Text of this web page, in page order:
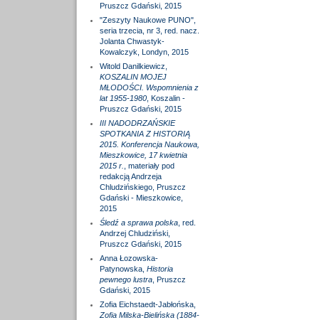
Pruszcz Gdański, 2015
"Zeszyty Naukowe PUNO",
seria trzecia, nr 3, red. nacz.
Jolanta Chwastyk-
Kowalczyk, Londyn, 2015
Witold Danilkiewicz,
KOSZALIN MOJEJ
MŁODOŚCI. Wspomnienia z
lat 1955-1980, Koszalin -
Pruszcz Gdański, 2015
III NADODRZAŃSKIE
SPOTKANIA Z HISTORIĄ
2015. Konferencja Naukowa,
Mieszkowice, 17 kwietnia
2015 r.
, materiały pod
redakcją Andrzeja
Chludzińskiego, Pruszcz
Gdański - Mieszkowice,
2015
Śledź a sprawa polska, red.
Andrzej Chludziński,
Pruszcz Gdański, 2015
Anna Łozowska-
Patynowska, Historia
pewnego lustra, Pruszcz
Gdański, 2015
Zofia Eichstaedt-Jabłońska,
Zofia Milska-Bielińska (1884-